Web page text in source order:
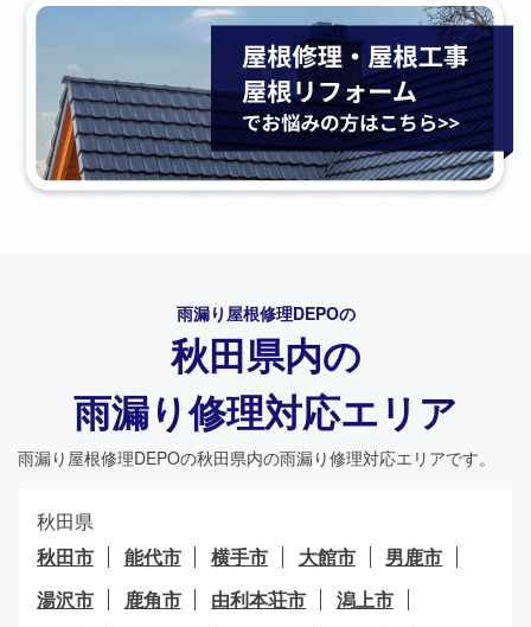
雨漏り屋根修理DEPOの
秋田県内の
雨漏り修理対応エリア
雨漏り屋根修理DEPOの秋田県内の雨漏り修理対応エリアです。
秋田県
秋田市
能代市 横手市 大館市
男鹿市
湯沢市
鹿角市 由利本荘市
潟上市